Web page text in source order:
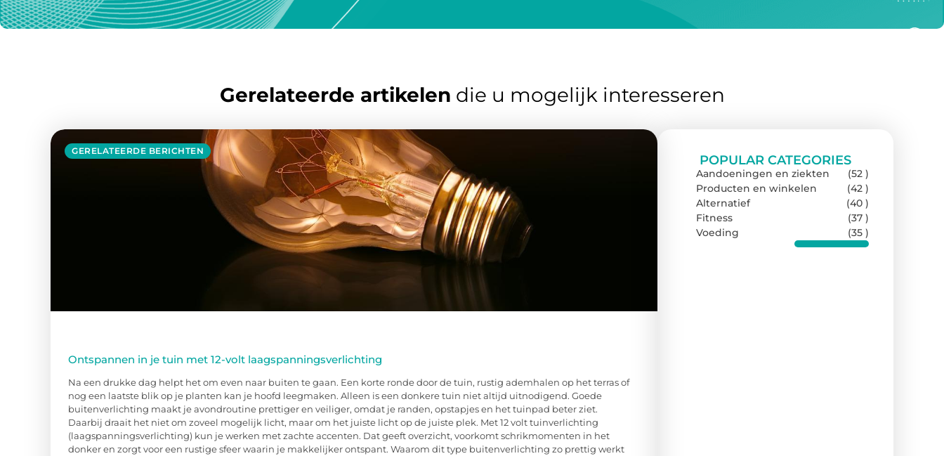
Gerelateerde artikelen die u mogelijk interesseren
GERELATEERDE BERICHTEN
Ontspannen in je tuin met 12-volt laagspanningsverlichting
Na een drukke dag helpt het om even naar buiten te gaan. Een korte ronde door de tuin, rustig ademhalen op het terras of
nog een laatste blik op je planten kan je hoofd leegmaken. Alleen is een donkere tuin niet altijd uitnodigend. Goede
buitenverlichting maakt je avondroutine prettiger en veiliger, omdat je randen, opstapjes en het tuinpad beter ziet.
Daarbij draait het niet om zoveel mogelijk licht, maar om het juiste licht op de juiste plek. Met 12 volt tuinverlichting
(laagspanningsverlichting) kun je werken met zachte accenten. Dat geeft overzicht, voorkomt schrikmomenten in het
donker en zorgt voor een rustige sfeer waarin je makkelijker ontspant. Waarom dit type buitenverlichting zo prettig werkt
POPULAR CATEGORIES
Aandoeningen en ziekten
(52 )
Producten en winkelen
(42 )
Alternatief
(40 )
Fitness
(37 )
Voeding
(35 )